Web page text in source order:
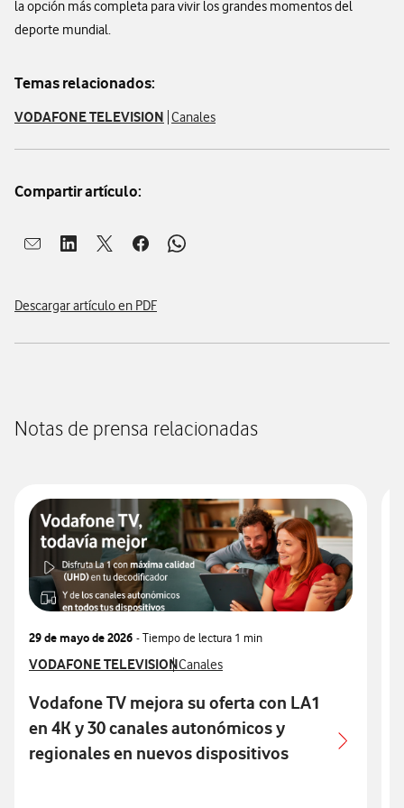
la opción más completa para vivir los grandes momentos del
deporte mundial.
Temas relacionados:
VODAFONE TELEVISION Canales
Compartir artículo:
Abrir ventana para compartir en mail
Abrir ventana para compartir en linkedin
Abrir ventana para compartir en twitter
Abrir ventana para compartir en facebook
Abrir ventana para compartir en
Descargar artículo en PDF
Notas de prensa relacionadas
29 de mayo de 2026 - Tiempo de lectura 1 min
Ver más notas de prensa relacionados con
VODAFONE TELEVISIONVer más notas de prensa relacionados
Canales
Vodafone TV mejora su oferta con LA1
en 4K y 30 canales autonómicos y
regionales en nuevos dispositivos